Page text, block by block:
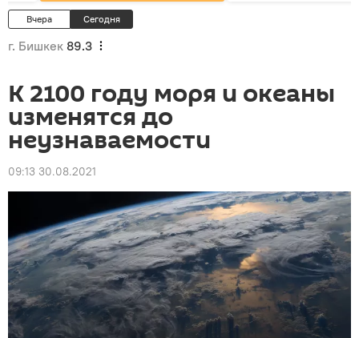
Вчера Сегодня
г. Бишкек 89.3
К 2100 году моря и океаны
изменятся до
неузнаваемости
09:13 30.08.2021